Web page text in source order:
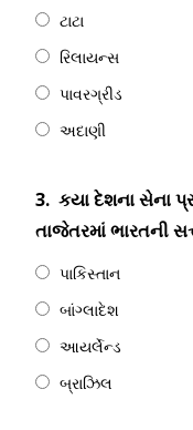
ટાટા
રિલાયન્સ
પાવરગ્રીડ
અદાણી
3. કયા દેશના સેના
તાજેતરમાં ભારતની
પાકિસ્તાન
બાંગ્લાદેશ
આયર્લેન્ડ
બ્રાઝિલ